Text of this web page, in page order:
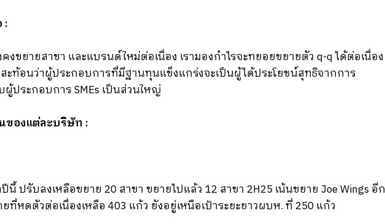
:
งคงขยายสาขา และแบรนด์ใหม่ต่อเนื่อง เรามองกำไรจะทยอยขยายตัว q-q ได้ต่อเนื่อง
ะท้อนว่าผู้ประกอบการที่มีฐานทุนแข็งแกร่งจะเป็นผู้ได้ประโยชน์สุทธิจากการ
ประกอบการ SMEs เป็นส่วนใหญ่
ของแต่ละบริษัท :
ปรับลงเหลือขยาย 20 สาขา ขยายไปแล้ว 12 สาขา 2H25 เน้นขยาย Joe Wings อีก
ที่หดตัวต่อเนื่องเหลือ 403 แก้ว ยังอยู่เหนือเป้าระยะยาวผบห. ที่ 250 แก้ว